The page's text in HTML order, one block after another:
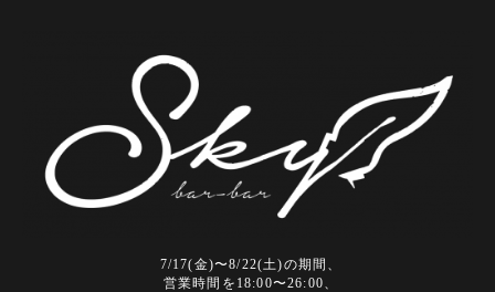
7/17(金)〜8/22(土)の期間、
営業時間を18:00〜26:00、